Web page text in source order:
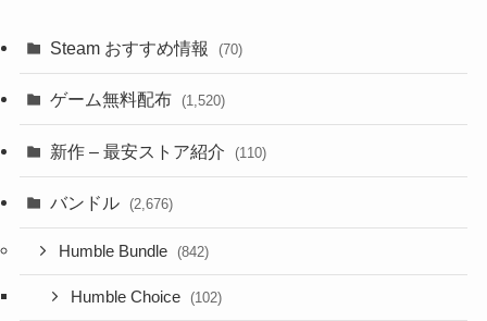
Steam おすすめ情報 (70)
ゲーム無料配布 (1,520)
新作 – 最安ストア紹介 (110)
バンドル (2,676)
Humble Bundle (842)
Humble Choice (102)